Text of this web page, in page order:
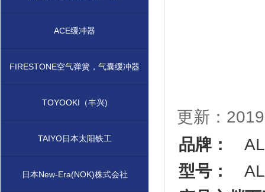
ACE缓冲器
FIRESTONE空气弹簧，气囊缓冲器
TOYOOKI（丰兴)
TAIYO日本太阳铁工
日本New-Era(NOK)株式会社
更新：
品牌：
型号：